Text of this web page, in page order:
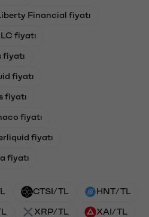
Financial fiyatı
fiyatı
fiyatı
fiyatı
fiyatı
fiyatı
fiyatı
fiyatı
CTSI/TL HNT/TL
XRP/TL XAI/TL